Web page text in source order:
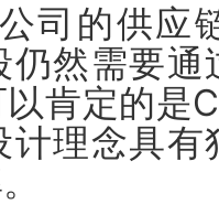
司的供应
仍然需要
肯定的是
计理念具